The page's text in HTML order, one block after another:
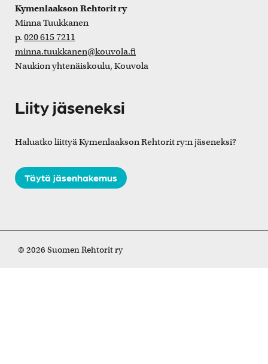
Kymenlaakson Rehtorit ry
Minna Tuukkanen
p. 020 615 7211
minna.tuukkanen@kouvola.fi
Naukion yhtenäiskoulu, Kouvola
Liity jäseneksi
Haluatko liittyä Kymenlaakson Rehtorit ry:n jäseneksi?
Täytä jäsenhakemus
© 2026 Suomen Rehtorit ry